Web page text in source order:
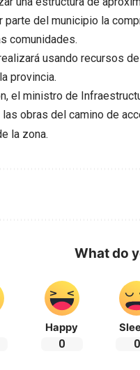
parte del municipio la
comunidades.
usando recursos
provincia.
el ministro de
las obras del camino de
la zona.
What do
Happy
0 0